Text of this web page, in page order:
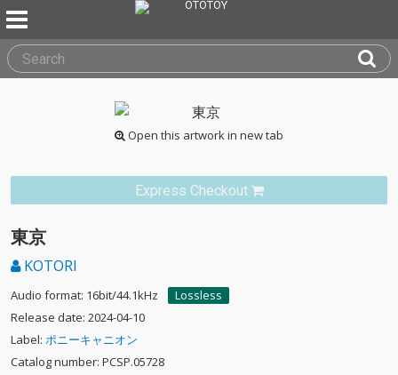
Open this artwork in new tab
Express Checkout
東京
KOTORI
Audio format: 16bit/44.1kHz
Lossless
Release date: 2024-04-10
Label: ポニーキャニオン
Catalog number: PCSP.05728